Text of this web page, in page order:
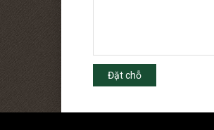
Đặt chỗ